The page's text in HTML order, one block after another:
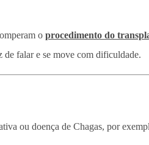
o procedimento do
de falar e se move com dificuldade.
ou doença de Chagas, por